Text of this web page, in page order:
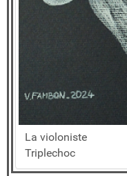
La violoniste
Triplechoc